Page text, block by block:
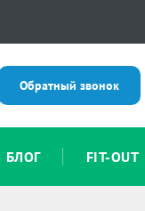
Обратный звонок
БЛОГ FIT-OUT